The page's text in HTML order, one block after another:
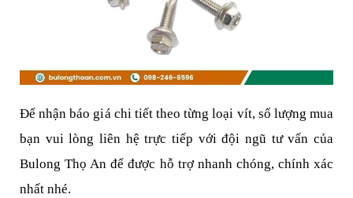
Để nhận báo giá chi tiết theo từng loại vít, số lượng mua
bạn vui lòng liên hệ trực tiếp với đội ngũ tư vấn của
Bulong Thọ An để được hỗ trợ nhanh chóng, chính xác
nhất nhé.